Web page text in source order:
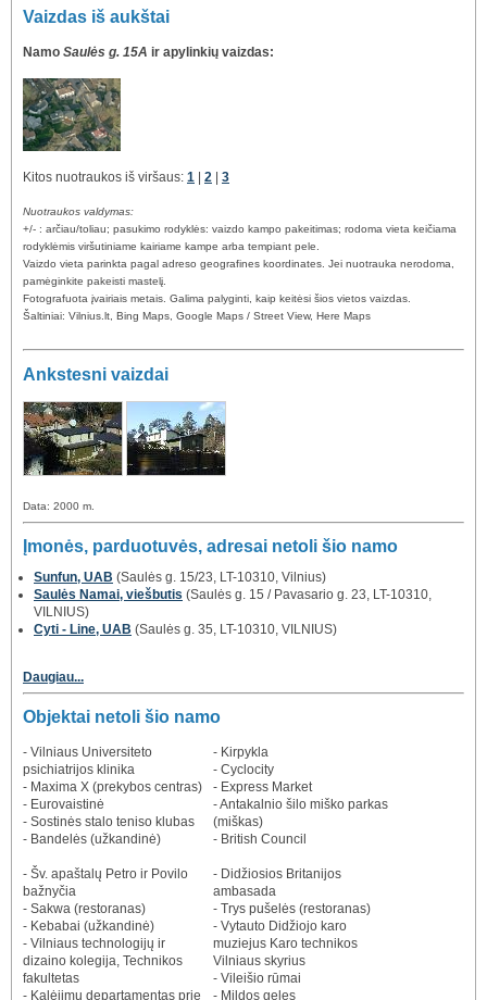
Vaizdas iš aukštai
Namo Saulės g. 15A ir apylinkių vaizdas:
Kitos nuotraukos iš viršaus: 1 2 3
Nuotraukos valdymas:
+/- : arčiau/toliau; pasukimo rodyklės: vaizdo kampo pakeitimas; rodoma vieta keičiama
rodyklėmis viršutiniame kairiame kampe arba tempiant pele.
Vaizdo vieta parinkta pagal adreso geografines koordinates. Jei nuotrauka nerodoma,
pamėginkite pakeisti mastelį.
Fotografuota įvairiais metais. Galima palyginti, kaip keitėsi šios vietos vaizdas.
Šaltiniai: Vilnius.lt, Bing Maps, Google Maps / Street View, Here Maps
Ankstesni vaizdai
Data: 2000 m.
Įmonės, parduotuvės, adresai netoli šio namo
Sunfun, UAB (Saulės g. 15/23, LT-10310, Vilnius)
Saulės Namai, viešbutis (Saulės g. 15 / Pavasario g. 23, LT-10310,
VILNIUS)
Cyti - Line, UAB (Saulės g. 35, LT-10310, VILNIUS)
Daugiau...
Objektai netoli šio namo
- Vilniaus Universiteto
psichiatrijos klinika
- Maxima X (prekybos centras)
- Eurovaistinė
- Sostinės stalo teniso klubas
- Bandelės (užkandinė)
- Šv. apaštalų Petro ir Povilo
bažnyčia
- Sakwa (restoranas)
- Kebabai (užkandinė)
- Vilniaus technologijų ir
dizaino kolegija, Technikos
fakultetas
- Kalėjimų departamentas prie
- Kirpykla
- Cyclocity
- Express Market
- Antakalnio šilo miško parkas
(miškas)
- British Council
- Didžiosios Britanijos
ambasada
- Trys pušelės (restoranas)
- Vytauto Didžiojo karo
muziejus Karo technikos
Vilniaus skyrius
- Vileišio rūmai
- Mildos geles